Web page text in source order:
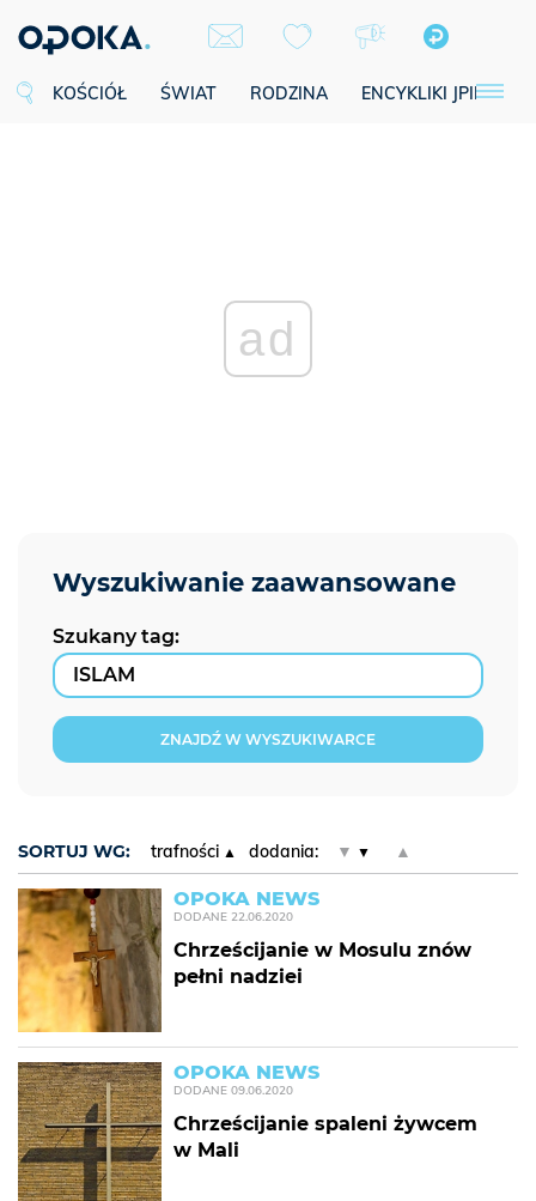
KOŚCIÓŁ ŚWIAT RODZINA ENCYKLIKI JPII
ad
Szukany tag:
ZNAJDŹ W WYSZUKIWARCE
SORTUJ WG: trafności dodania: ▼ ▲
OPOKA NEWS
DODANE 22.06.2020
Chrześcijanie w Mosulu znów
pełni nadziei
OPOKA NEWS
DODANE 09.06.2020
Chrześcijanie spaleni żywcem
w Mali